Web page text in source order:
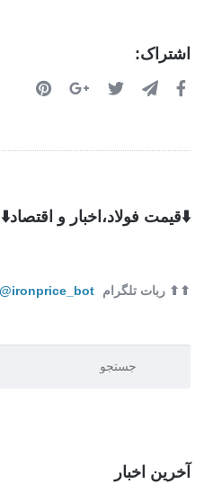
اشتراک:
⬇️قیمت فولاد،اخبار و اقتصاد⬇️
⬆⬆ ربات تلگرام ironprice_bot@
آخرین اخبار